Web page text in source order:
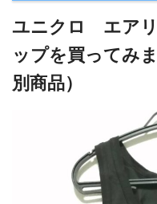
ユニクロ エアリ
ップを買ってみ
別商品）